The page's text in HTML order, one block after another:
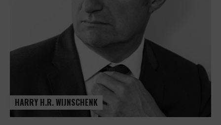
HARRY H.R. WIJNSCHENK